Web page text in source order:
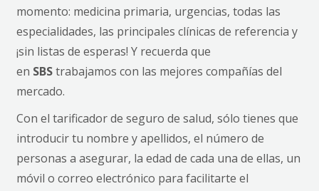
momento: medicina primaria, urgencias, todas las
especialidades, las principales clínicas de referencia y
¡sin listas de esperas! Y recuerda que
en SBStrabajamos con las mejores compañías del
mercado.
Con el tarificador de seguro de salud, sólo tienes que
introducir tu nombre y apellidos, el número de
personas a asegurar, la edad de cada una de ellas, un
móvil o correo electrónico para facilitarte el